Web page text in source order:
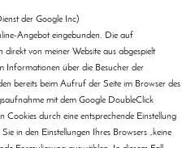
der Google Inc)
Angebot eingebunden. Die auf
direkt von meiner Website aus abgespielt
Informationen über die Besucher der
bereits beim Aufruf der Seite im Browser des
mit dem Google DoubleClick
Cookies durch eine entsprechende Einstellung
in den Einstellungen Ihres Browsers „keine